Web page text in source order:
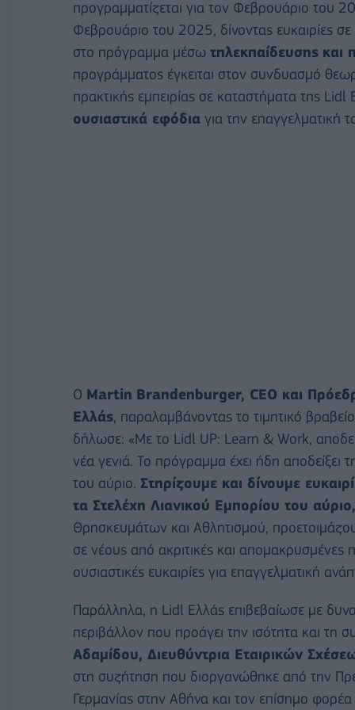
προγραμματίζεται για τον Φεβρουάριο του
Φεβρουάριο του 2025, δίνοντας ευκαιρίες
στο πρόγραμμα μέσω τηλεκπαίδευσης και
προγράμματος έγκειται στον συνδυασμό
πρακτικής εμπειρίας σε καταστήματα της
ουσιαστικά εφόδια για την επαγγελματική
Ο Martin Brandenburger, CEO και
Ελλάς, παραλαμβάνοντας το τιμητικό
δήλωσε: «Με το Lidl UP: Learn & Work,
νέα γενιά. Το πρόγραμμα έχει ήδη αποδείξει
του αύριο. Στηρίζουμε και δίνουμε
τα Στελέχη Λιανικού Εμπορίου του
Θρησκευμάτων και Αθλητισμού,
σε νέους από ακριτικές και
ουσιαστικές ευκαιρίες για επαγγελματική
Παράλληλα, η Lidl Ελλάς επιβεβαίωσε με
περιβάλλον που προάγει την ισότητα και τη
Αδαμίδου, Διευθύντρια Εταιρικών
στη συζήτηση που διοργανώθηκε από την
Γερμανίας στην Αθήνα και τον επίσημο